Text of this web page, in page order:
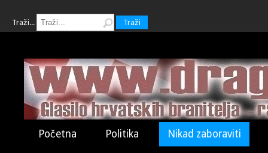
Traži... Traži
Početna Politika Nikad zaboraviti